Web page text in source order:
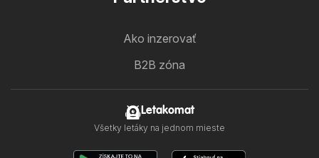
Ako inzerovať
B2B zóna
Letakomat
Všetky letáky na jednom mieste